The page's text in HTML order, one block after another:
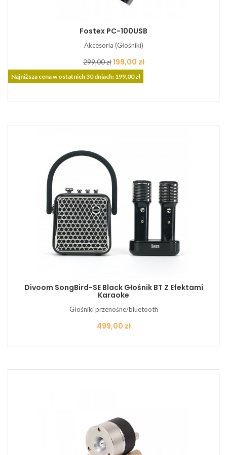
Fostex PC-100USB
Akcesoria (Głośniki)
Cena
podstawowa
299,00 zł Cena
199,00 zł
Najniższa cena w ostatnich 30 dniach: 199,00 zł
Divoom SongBird-SE Black Głośnik BT Z Efektami
Karaoke
Głośniki przenośne/bluetooth
Cena
499,00 zł